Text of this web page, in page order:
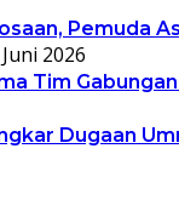
Pemuda
2026
Tim
Dugaan